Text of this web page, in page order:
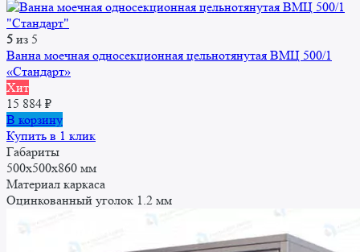
5 из 5
Ванна моечная односекционная цельнотянутая ВМЦ 500/1
«Стандарт»
Хит
15 884 ₽
В корзину
Купить в 1 клик
Габариты
500x500x860 мм
Материал каркаса
Оцинкованный уголок 1.2 мм